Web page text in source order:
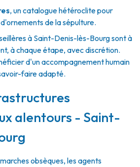
, un catalogue hétéroclite pour
de la sépulture.
à Saint-Denis-lès-Bourg sont à
à chaque étape, avec discrétion.
d'un accompagnement humain
faire adapté.
alentours - Saint-
obsèques, les agents